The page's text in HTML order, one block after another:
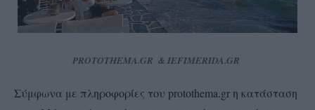
PROTOTHEMA.GR & IEFIMERIDA.GR
Σύμφωνα με πληροφορίες του protothema.gr η κατάσταση